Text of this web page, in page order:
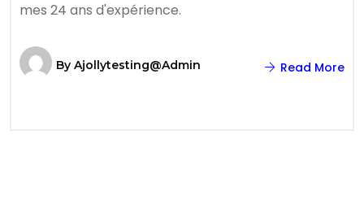
mes 24 ans d'expérience.
By Ajollytesting@admin Read More